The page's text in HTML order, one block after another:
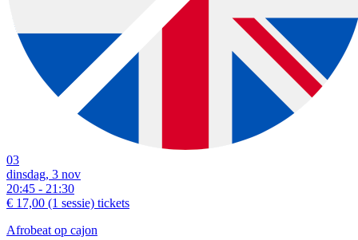
03
dinsdag, 3 nov
20:45 - 21:30
€ 17,00 (1 sessie) tickets
Afrobeat op cajon